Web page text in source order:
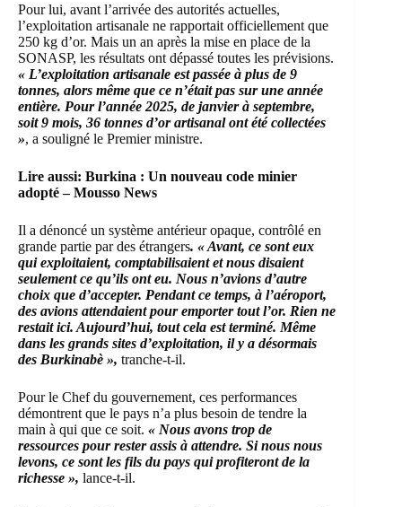
Pour lui, avant l’arrivée des autorités actuelles,
l’exploitation artisanale ne rapportait officiellement que
250 kg d’or. Mais un an après la mise en place de la
SONASP, les résultats ont dépassé toutes les prévisions.
« L’exploitation artisanale est passée à plus de 9
tonnes, alors même que ce n’était pas sur une année
entière. Pour l’année 2025, de janvier à septembre,
soit 9 mois, 36 tonnes d’or artisanal ont été collectées
», a souligné le Premier ministre.
Lire aussi: Burkina : Un nouveau code minier
adopté – Mousso News
Il a dénoncé un système antérieur opaque, contrôlé en
grande partie par des étrangers. « Avant, ce sont eux
qui exploitaient, comptabilisaient et nous disaient
seulement ce qu’ils ont eu. Nous n’avions d’autre
choix que d’accepter. Pendant ce temps, à l’aéroport,
des avions attendaient pour emporter tout l’or. Rien ne
restait ici. Aujourd’hui, tout cela est terminé. Même
dans les grands sites d’exploitation, il y a désormais
des Burkinabè », tranche-t-il.
Pour le Chef du gouvernement, ces performances
démontrent que le pays n’a plus besoin de tendre la
main à qui que ce soit. « Nous avons trop de
ressources pour rester assis à attendre. Si nous nous
levons, ce sont les fils du pays qui profiteront de la
richesse », lance-t-il.